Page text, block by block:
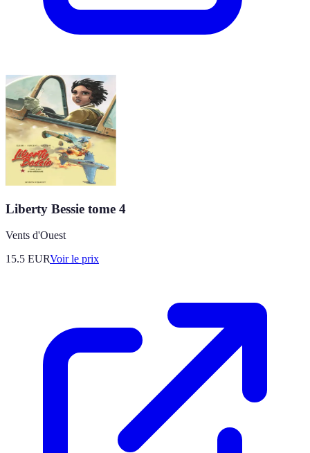
Liberty Bessie tome 4
Vents d'Ouest
15.5 EURVoir le prix